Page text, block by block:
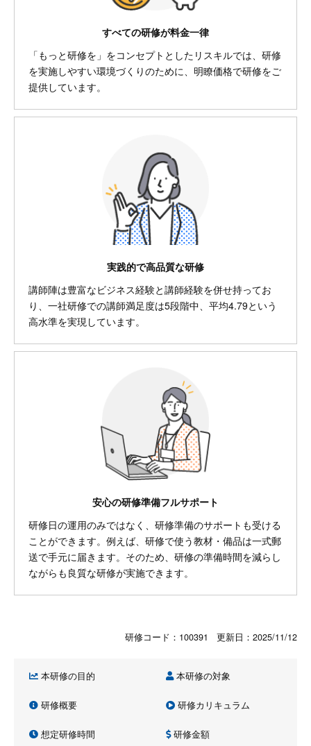
すべての研修が料金一律
「もっと研修を」をコンセプトとしたリスキルでは、研修
を実施しやすい環境づくりのために、明瞭価格で研修をご
提供しています。
実践的で高品質な研修
講師陣は豊富なビジネス経験と講師経験を併せ持ってお
り、一社研修での講師満足度は5段階中、平均4.79という
高水準を実現しています。
安心の研修準備フルサポート
研修日の運用のみではなく、研修準備のサポートも受ける
ことができます。例えば、研修で使う教材・備品は一式郵
送で手元に届きます。そのため、研修の準備時間を減らし
ながらも良質な研修が実施できます。
研修コード：100391 更新日： 2025/11/12
本研修の目的 本研修の対象
研修概要 研修カリキュラム
想定研修時間 研修金額